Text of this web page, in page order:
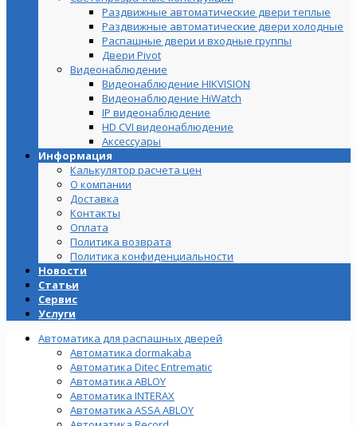
Раздвижные автоматические двери теплые
Раздвижные автоматические двери холодные
Распашные двери и входные группы
Двери Pivot
Видеонаблюдение
Видеонаблюдение HIKVISION
Видеонаблюдение HiWatch
IP видеонаблюдение
HD CVI видеонаблюдение
Аксессуары
Информация
Калькулятор расчета цен
О компании
Доставка
Контакты
Оплата
Политика возврата
Политика конфиденциальности
Новости
Статьи
Сервис
Услуги
Автоматика для распашных дверей
Автоматика dormakaba
Автоматика Ditec Entrematic
Автоматика ABLOY
Автоматика INTERAX
Автоматика ASSA ABLOY